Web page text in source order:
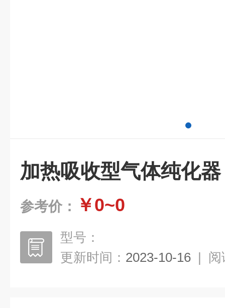
加热吸收型气体纯化器
参考价： ￥0~0
型号：
更新时间： 2023-10-16 | 阅